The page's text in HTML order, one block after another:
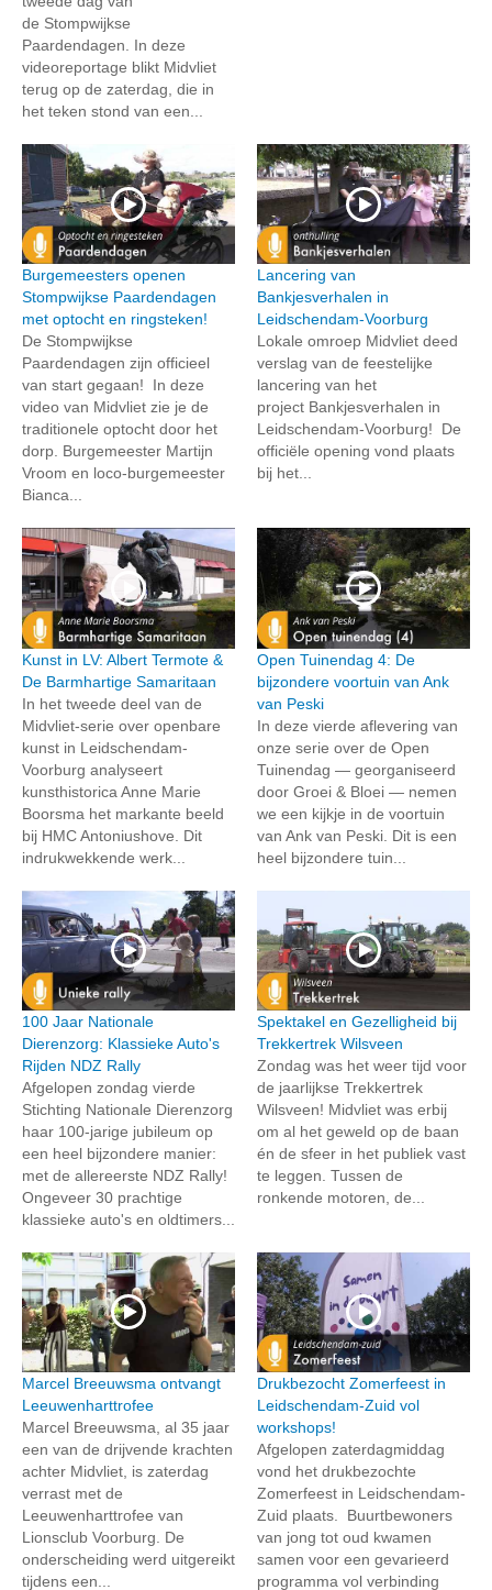
de Stompwijkse
Paardendagen. In deze
videoreportage blikt Midvliet
terug op de zaterdag, die in
het teken stond van een...
Burgemeesters openen
Stompwijkse Paardendagen
met optocht en ringsteken!
De Stompwijkse
Paardendagen zijn officieel
van start gegaan! In deze
video van Midvliet zie je de
traditionele optocht door het
dorp. Burgemeester Martijn
Vroom en loco-burgemeester
Bianca...
Lancering van
Bankjesverhalen in
Leidschendam-Voorburg
Lokale omroep Midvliet deed
verslag van de feestelijke
lancering van het
project Bankjesverhalen in
Leidschendam-Voorburg! De
officiële opening vond plaats
bij het...
Kunst in LV: Albert Termote &
De Barmhartige Samaritaan
In het tweede deel van de
Midvliet-serie over openbare
kunst in Leidschendam-
Voorburg analyseert
kunsthistorica Anne Marie
Boorsma het markante beeld
bij HMC Antoniushove. Dit
indrukwekkende werk...
Open Tuinendag 4: De
bijzondere voortuin van Ank
van Peski
In deze vierde aflevering van
onze serie over de Open
Tuinendag — georganiseerd
door Groei & Bloei — nemen
we een kijkje in de voortuin
van Ank van Peski. Dit is een
heel bijzondere tuin...
100 Jaar Nationale
Dierenzorg: Klassieke Auto's
Rijden NDZ Rally
Afgelopen zondag vierde
Stichting Nationale Dierenzorg
haar 100-jarige jubileum op
een heel bijzondere manier:
met de allereerste NDZ Rally!
Ongeveer 30 prachtige
klassieke auto's en oldtimers...
Spektakel en Gezelligheid bij
Trekkertrek Wilsveen
Zondag was het weer tijd voor
de jaarlijkse Trekkertrek
Wilsveen! Midvliet was erbij
om al het geweld op de baan
én de sfeer in het publiek vast
te leggen. Tussen de
ronkende motoren, de...
Marcel Breeuwsma ontvangt
Leeuwenharttrofee
Marcel Breeuwsma, al 35 jaar
een van de drijvende krachten
achter Midvliet, is zaterdag
verrast met de
Leeuwenharttrofee van
Lionsclub Voorburg. De
onderscheiding werd uitgereikt
tijdens een...
Drukbezocht Zomerfeest in
Leidschendam-Zuid vol
workshops!
Afgelopen zaterdagmiddag
vond het drukbezochte
Zomerfeest in Leidschendam-
Zuid plaats. Buurtbewoners
van jong tot oud kwamen
samen voor een gevarieerd
programma vol verbinding